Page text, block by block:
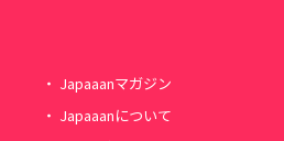
Japaaanマガジン
Japaaanについて